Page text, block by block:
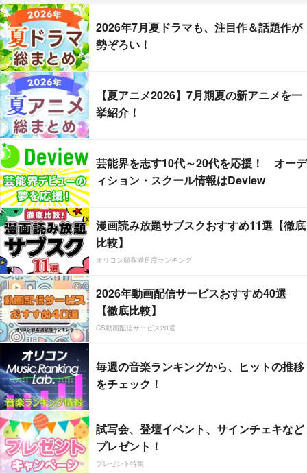
2026年7月夏ドラマも、注目作＆話題作が
勢ぞろい！
【夏アニメ2026】7月期夏の新アニメを一
挙紹介！
芸能界を志す10代～20代を応援！ オーデ
ィション・スクール情報はDeview
漫画読み放題サブスクおすすめ11選【徹底
比較】
オリコン顧客満足度ランキング
2026年動画配信サービスおすすめ40選
【徹底比較】
CS動画配信サービス20選
毎週の音楽ランキングから、ヒットの推移
をチェック！
試写会、登壇イベント、サインチェキなど
プレゼント！
プレゼント特集